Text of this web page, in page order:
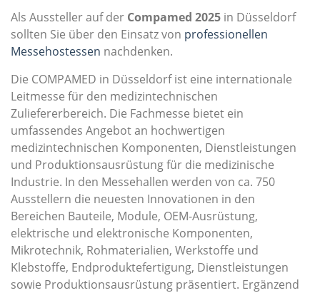
Als Aussteller auf der Compamed 2025 in Düsseldorf
sollten Sie über den Einsatz von professionellen
Messehostessen nachdenken.
Die COMPAMED in Düsseldorf ist eine internationale
Leitmesse für den medizintechnischen
Zuliefererbereich. Die Fachmesse bietet ein
umfassendes Angebot an hochwertigen
medizintechnischen Komponenten, Dienstleistungen
und Produktionsausrüstung für die medizinische
Industrie. In den Messehallen werden von ca. 750
Ausstellern die neuesten Innovationen in den
Bereichen Bauteile, Module, OEM-Ausrüstung,
elektrische und elektronische Komponenten,
Mikrotechnik, Rohmaterialien, Werkstoffe und
Klebstoffe, Endproduktefertigung, Dienstleistungen
sowie Produktionsausrüstung präsentiert. Ergänzend